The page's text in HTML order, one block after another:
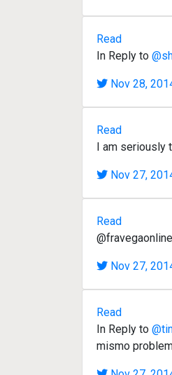
Read
In Reply to
Nov 28,
Read
I am seriously
Nov 27,
Read
Nov 27,
Read
In Reply to
mismo